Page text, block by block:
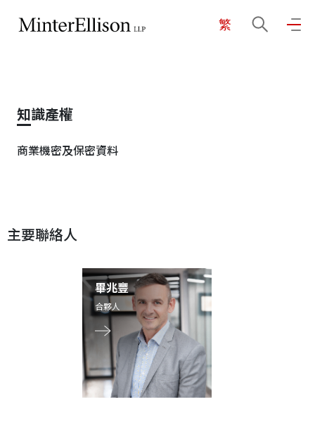
繁
社區投入
應屆畢業生招聘
聯絡我們
知識產權
商業機密及保密資料
主要聯絡人
畢兆豐
合夥人